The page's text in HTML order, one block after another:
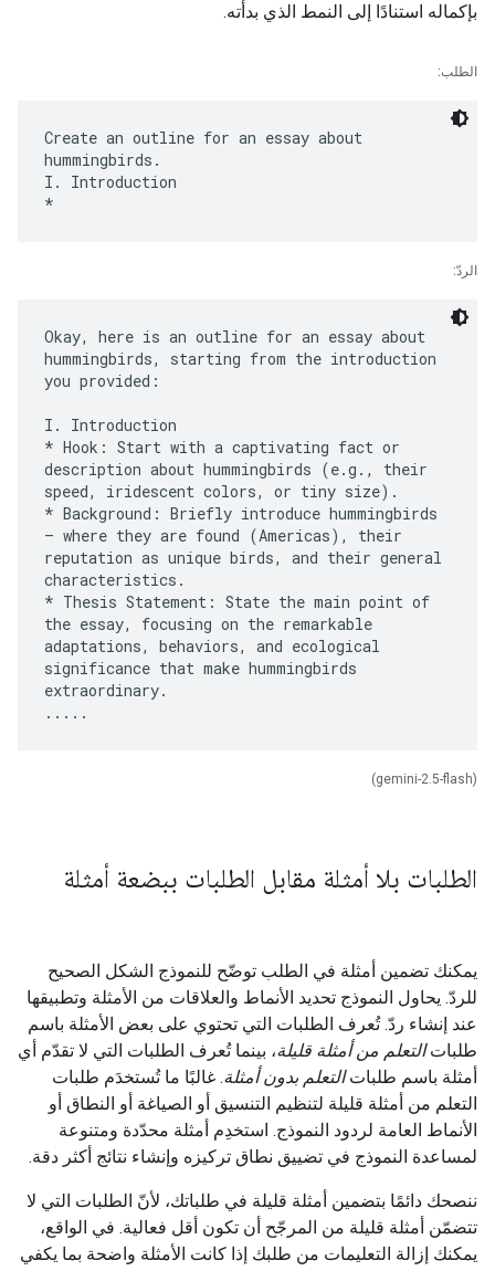
بإكماله استنادًا إلى النمط الذي بدأته.
الطلب:
Create an outline for an essay about
hummingbirds.
I. Introduction
الردّ:
Okay, here is an outline for an essay about
hummingbirds, starting from the introduction
you provided:
I. Introduction
* Hook: Start with a captivating fact or
description about hummingbirds (e.g., their
speed, iridescent colors, or tiny size).
* Background: Briefly introduce hummingbirds
– where they are found (Americas), their
reputation as unique birds, and their general
characteristics.
* Thesis Statement: State the main point of
the essay, focusing on the remarkable
adaptations, behaviors, and ecological
significance that make hummingbirds
extraordinary.
(gemini-2.5-flash)
الطلبات بلا أمثلة مقابل الطلبات ببضعة أمثلة
يمكنك تضمين أمثلة في الطلب توضّح للنموذج الشكل الصحيح
للردّ. يحاول النموذج تحديد الأنماط والعلاقات من الأمثلة وتطبيقها
عند إنشاء ردّ. تُعرف الطلبات التي تحتوي على بعض الأمثلة باسم
طلباتالتعلم من أمثلة قليلة، بينما تُعرف الطلبات التي لا تقدّم أي
أمثلة باسم طلباتالتعلم بدون أمثلة. غالبًا ما تُستخدَم طلبات
التعلم من أمثلة قليلة لتنظيم التنسيق أو الصياغة أو النطاق أو
الأنماط العامة لردود النموذج. استخدِم أمثلة محدّدة ومتنوعة
لمساعدة النموذج في تضييق نطاق تركيزه وإنشاء نتائج أكثر دقة.
ننصحك دائمًا بتضمين أمثلة قليلة في طلباتك، لأنّ الطلبات التي لا
تتضمّن أمثلة قليلة من المرجّح أن تكون أقل فعالية. في الواقع،
يمكنك إزالة التعليمات من طلبك إذا كانت الأمثلة واضحة بما يكفي